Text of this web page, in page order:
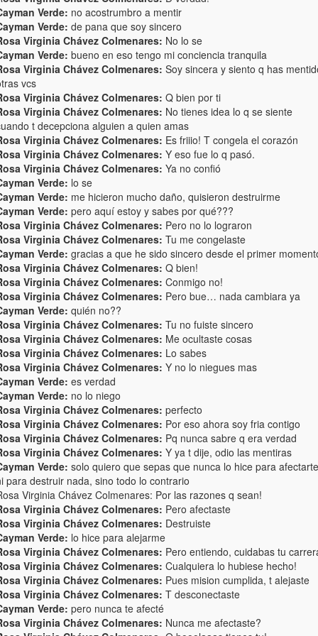
Verde: no acostrumbro a mentir
Verde: de pana que soy sincero
Virginia Chávez Colmenares: No lo se
Verde: bueno en eso tengo mi conciencia tranquila
Virginia Chávez Colmenares: Soy sincera y siento q has
vcs
Virginia Chávez Colmenares: Q bien por ti
Virginia Chávez Colmenares: No tienes idea lo q se siente
t decepciona alguien a quien amas
Virginia Chávez Colmenares: Es friiio! T congela el corazón
Virginia Chávez Colmenares: Y eso fue lo q pasó.
Virginia Chávez Colmenares: Ya no confió
Verde: lo se
Verde: me hicieron mucho daño, quisieron destruirme
Verde: pero aquí estoy y sabes por qué???
Virginia Chávez Colmenares: Pero no lo lograron
Virginia Chávez Colmenares: Tu me congelaste
Verde: gracias a que he sido sincero desde el primer
Virginia Chávez Colmenares: Q bien!
Virginia Chávez Colmenares: Conmigo no!
Virginia Chávez Colmenares: Pero bue… nada cambiara ya
Verde: quién no??
Virginia Chávez Colmenares: Tu no fuiste sincero
Virginia Chávez Colmenares: Me ocultaste cosas
Virginia Chávez Colmenares: Lo sabes
Virginia Chávez Colmenares: Y no lo niegues mas
Verde: es verdad
Verde: no lo niego
Virginia Chávez Colmenares: perfecto
Virginia Chávez Colmenares: Por eso ahora soy fria contigo
Virginia Chávez Colmenares: Pq nunca sabre q era verdad
Virginia Chávez Colmenares: Y ya t dije, odio las mentiras
Verde: solo quiero que sepas que nunca lo hice para
para destruir nada, sino todo lo contrario
Virginia Chávez Colmenares: Por las razones q sean!
Virginia Chávez Colmenares: Pero afectaste
Virginia Chávez Colmenares: Destruiste
Verde: lo hice para alejarme
Virginia Chávez Colmenares: Pero entiendo, cuidabas tu
Virginia Chávez Colmenares: Cualquiera lo hubiese hecho!
Virginia Chávez Colmenares: Pues mision cumplida, t alejaste
Virginia Chávez Colmenares: T desconectaste
Verde: pero nunca te afecté
Virginia Chávez Colmenares: Nunca me afectaste?